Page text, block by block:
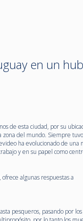
en un
de esta ciudad, por su
zona del mundo. Siempre
ha evolucionado de una
y en su papel como
algunas respuestas a
pesqueros, pasando por los